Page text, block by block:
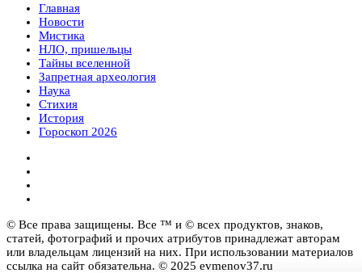
Главная
Новости
Мистика
НЛО, пришельцы
Тайны вселенной
Запретная археология
Наука
Стихия
История
Гороскоп 2026
© Все права защищены. Все ™ и © всех продуктов, знаков,
статей, фотографий и прочих атрибутов принадлежат авторам
или владельцам лицензий на них. При использовании материалов
ссылка на сайт обязательна. © 2025 evmenov37.ru